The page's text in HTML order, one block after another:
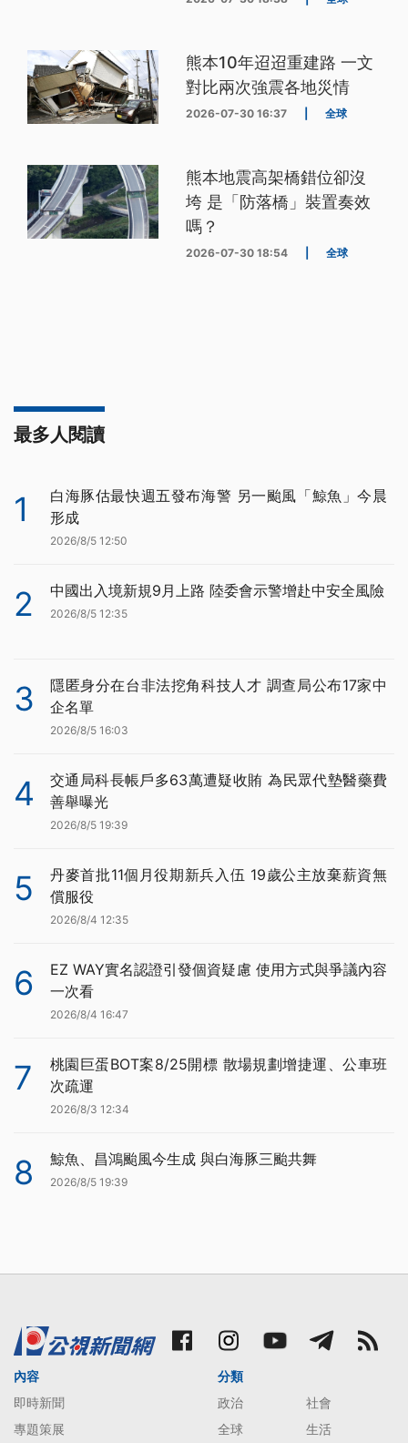
熊本10年迢迢重建路 一文
對比兩次強震各地災情
2026-07-30 16:37 全球
熊本地震高架橋錯位卻沒
垮 是「防落橋」裝置奏效
嗎？
2026-07-30 18:54 全球
最多人閱讀
1
白海豚估最快週五發布海警 另一颱風「鯨魚」今晨
形成
2026/8/5 12:50
2 中國出入境新規9月上路 陸委會示警增赴中安全風險
2026/8/5 12:35
3
隱匿身分在台非法挖角科技人才 調查局公布17家中
企名單
2026/8/5 16:03
4
交通局科長帳戶多63萬遭疑收賄 為民眾代墊醫藥費
善舉曝光
2026/8/5 19:39
5
丹麥首批11個月役期新兵入伍 19歲公主放棄薪資無
償服役
2026/8/4 12:35
6
EZ WAY實名認證引發個資疑慮 使用方式與爭議內容
一次看
2026/8/4 16:47
7
桃園巨蛋BOT案8/25開標 散場規劃增捷運、公車班
次疏運
2026/8/3 12:34
8 鯨魚、昌鴻颱風今生成 與白海豚三颱共舞
2026/8/5 19:39
內容
即時新聞
專題策展
分類
政治
社會
全球
生活